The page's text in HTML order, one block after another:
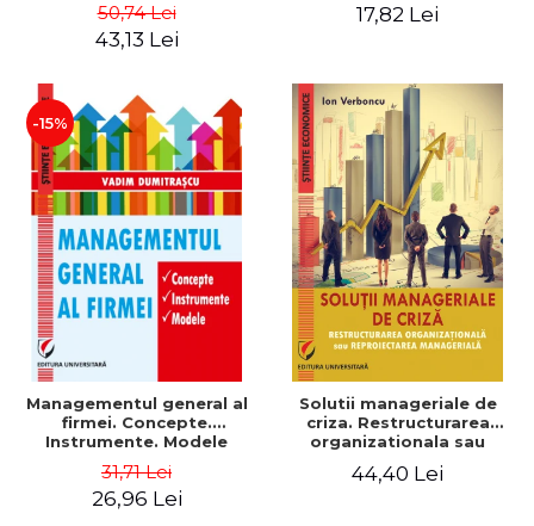
50,74 Lei
43,13 Lei
17,82 Lei
-15%
Managementul general al
firmei. Concepte.
Instrumente. Modele
31,71 Lei
26,96 Lei
Solutii manageriale de
criza. Restructurarea
organizationala sau
44,40 Lei